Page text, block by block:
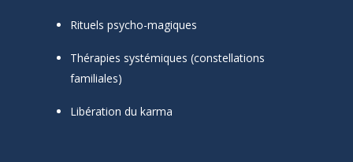
Rituels psycho-magiques
Thérapies systémiques (constellations
familiales)
Libération du karma